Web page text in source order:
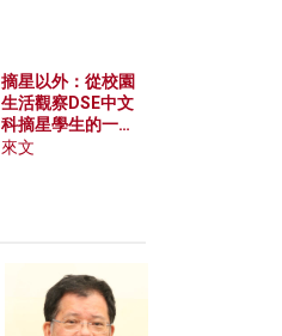
摘星以外：從校園
生活觀察DSE中文
科摘星學生的一點
特質
來文